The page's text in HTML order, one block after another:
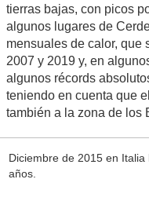
tierras bajas, con picos
algunos lugares de
mensuales de calor, que
2007 y 2019 y, en
algunos récords
teniendo en cuenta que
también a la zona de los
Diciembre de 2015 en
años.